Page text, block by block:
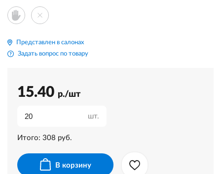
Представлен в салонах
Задать вопрос по товару
15.40 р./шт
шт.
Итого: 308 руб.
В корзину